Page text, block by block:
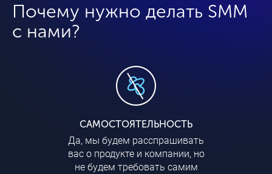
Почему нужно делать SMM
с нами?
САМОСТОЯТЕЛЬНОСТЬ
Да, мы будем расспрашивать
вас о продукте и компании, но
не будем требовать самим